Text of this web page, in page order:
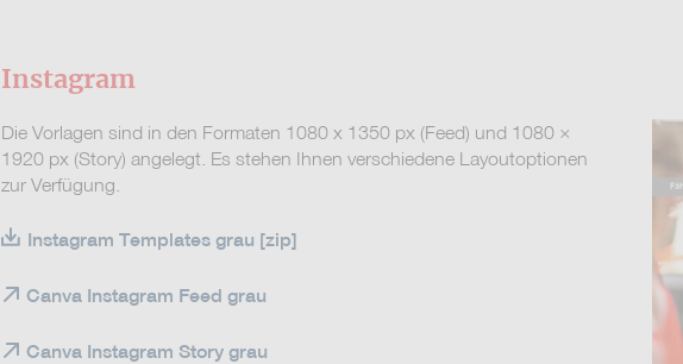
Instagram
Die Vorlagen sind in den Formaten 1080 x 1350 px (Feed) und 1080 ×
1920 px (Story) angelegt. Es stehen Ihnen verschiedene Layoutoptionen
zur Verfügung.
Instagram Templates grau [zip]
Canva Instagram Feed grau
Canva Instagram Story grau